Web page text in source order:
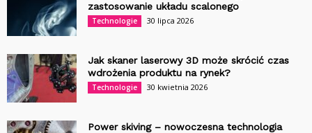
zastosowanie układu scalonego
Technologie 30 lipca 2026
Jak skaner laserowy 3D może skrócić czas
wdrożenia produktu na rynek?
Technologie 30 kwietnia 2026
Power skiving – nowoczesna technologia